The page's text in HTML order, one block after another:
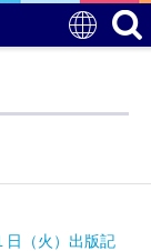
日（火）出版記